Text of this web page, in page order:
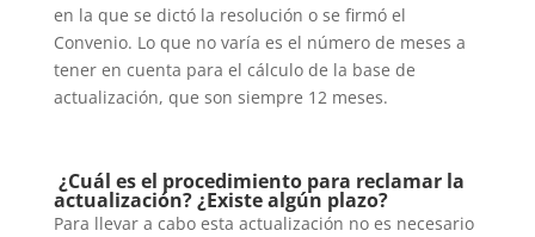
en la que se dictó la resolución o se firmó el
Convenio. Lo que no varía es el número de meses a
tener en cuenta para el cálculo de la base de
actualización, que son siempre 12 meses.
¿Cuál es el procedimiento para reclamar la
actualización? ¿Existe algún plazo?
Para llevar a cabo esta actualización no es necesario